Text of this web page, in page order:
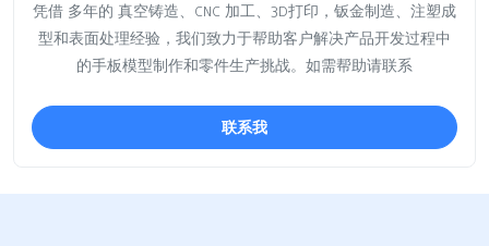
凭借 多年的 真空铸造、CNC 加工、3D打印，钣金制造、注塑成
型和表面处理经验，我们致力于帮助客户解决产品开发过程中
的手板模型制作和零件生产挑战。如需帮助请联系
联系我